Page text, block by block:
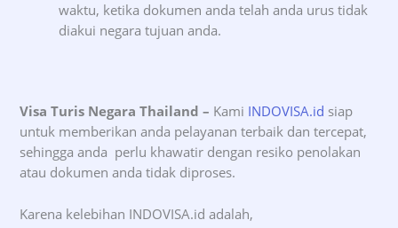
waktu, ketika dokumen anda telah anda urus tidak
diakui negara tujuan anda.
Visa Turis Negara Thailand – Kami INDOVISA.id siap
untuk memberikan anda pelayanan terbaik dan tercepat,
sehingga anda perlu khawatir dengan resiko penolakan
atau dokumen anda tidak diproses.
Karena kelebihan INDOVISA.id adalah,